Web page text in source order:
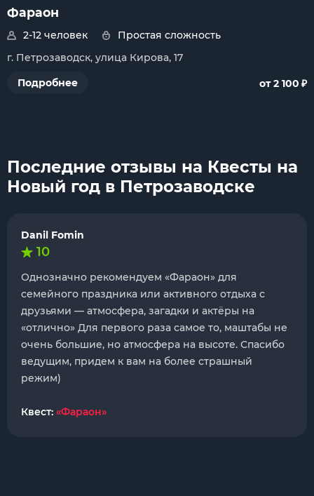
Фараон
2-12 человек
Простая сложность
г. Петрозаводск, улица Кирова, 17
Подробнее
от 2 100 ₽
Последние отзывы на Квесты на
Новый год в Петрозаводске
Danil Fomin
10
Однозначно рекомендуем «Фараон» для
семейного праздника или активного отдыха с
друзьями — атмосфера, загадки и актёры на
«отлично» Для первого раза самое то, маштабы не
очень большие, но атмосфера на высоте. Спасибо
ведущим, придем к вам на более страшный
режим)
Квест: «Фараон»